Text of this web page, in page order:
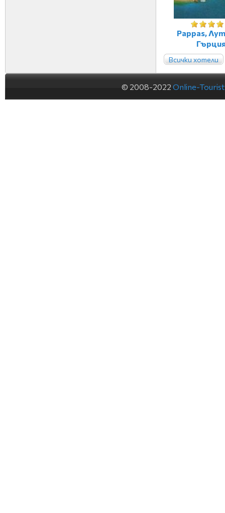
Pappas,
Всички хотели
© 2008-2022 Online-